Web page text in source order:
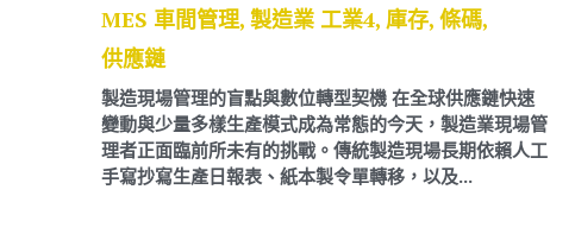
MES 車間管理, 製造業 工業4, 庫存, 條碼,
供應鏈
製造現場管理的盲點與數位轉型契機 在全球供應鏈快速
變動與少量多樣生產模式成為常態的今天，製造業現場管
理者正面臨前所未有的挑戰。傳統製造現場長期依賴人工
手寫抄寫生產日報表、紙本製令單轉移，以及...